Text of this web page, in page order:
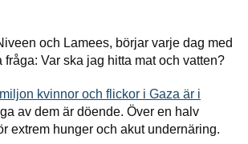
och Lamees, börjar varje dag med
fråga: Var ska jag hitta mat och vatten?
kvinnor och flickor i Gaza är i
av dem är döende. Över en halv
extrem hunger och akut undernäring.